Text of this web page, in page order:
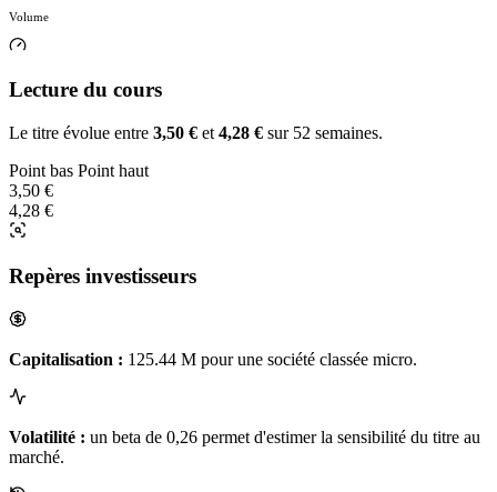
Volume
Lecture du cours
Le titre évolue entre 3,50 € et 4,28 € sur 52 semaines.
Point bas Point haut
3,50 €
4,28 €
Repères investisseurs
Capitalisation : 125.44 M pour une société classée micro.
Volatilité : un beta de 0,26 permet d'estimer la sensibilité du titre au
marché.